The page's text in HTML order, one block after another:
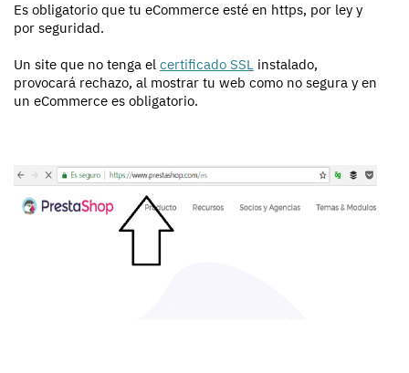
Es obligatorio que tu eCommerce esté en https, por ley y
por seguridad.
Un site que no tenga el certificado SSL instalado,
provocará rechazo, al mostrar tu web como no segura y en
un eCommerce es obligatorio.